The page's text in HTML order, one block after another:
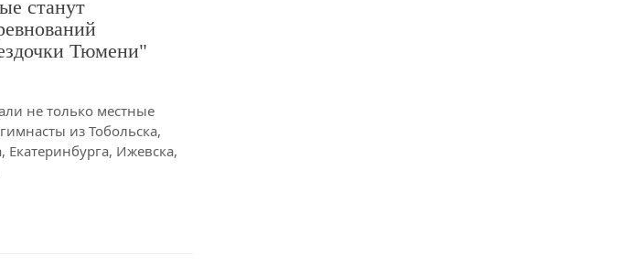
станут
Тюмени"
не только местные
из Тобольска,
Екатеринбурга, Ижевска,